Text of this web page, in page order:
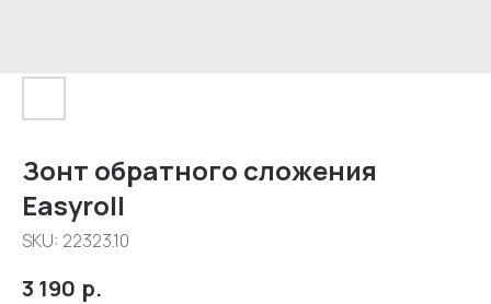
Зонт обратного сложения
Easyroll
SKU: 22323.10
3 190 р.